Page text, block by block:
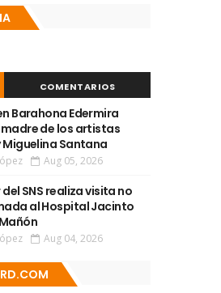
COMENTARIOS
Barahona Edermira
madre de los artistas
Miguelina Santana
Aug 05, 2026
SNS realiza visita no
al Hospital Jacinto
Aug 04, 2026